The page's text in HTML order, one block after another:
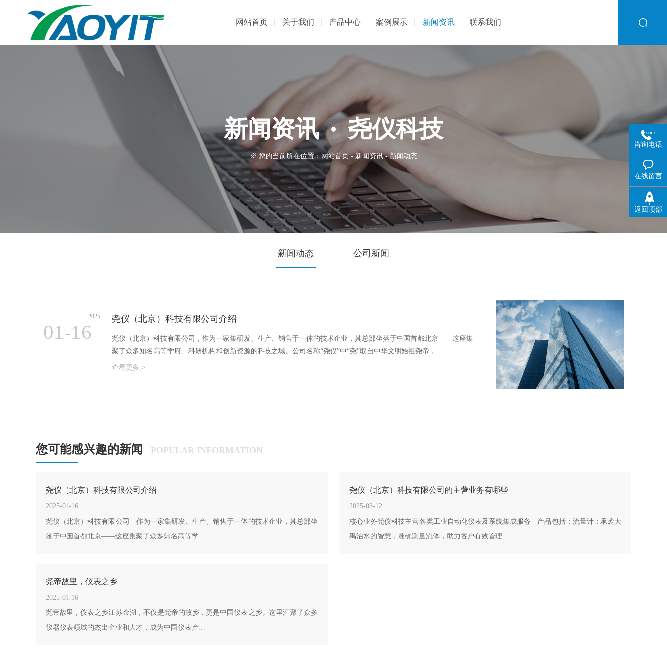
网站首页 关于我们 产品中心 案例展示 新闻资讯 联系我们
新闻资讯 尧仪科技
※ 您的当前所在位置：网站首页- 新闻资讯-新闻动态
新闻动态 公司新闻
2025
01-16
尧仪（北京）科技有限公司介绍
尧仪（北京）科技有限公司，作为一家集研发、生产、销售于一体的技术企业，其总部坐落于中国首都北京——这座集
聚了众多知名高等学府、科研机构和创新资源的科技之城。公司名称“尧仪”中“尧”取自中华文明始祖尧帝，…
查看更多 >
您可能感兴趣的新闻 POPULAR INFORMATION
尧仪（北京）科技有限公司介绍
2025-01-16
尧仪（北京）科技有限公司，作为一家集研发、生产、销售于一体的技术企业，其总部坐
落于中国首都北京——这座集聚了众多知名高等学…
尧仪（北京）科技有限公司的主营业务有哪些
2025-03-12
核心业务尧仪科技主营各类工业自动化仪表及系统集成服务，产品包括：流量计：承袭大
禹治水的智慧，准确测量流体，助力客户有效管理…
​尧帝故里，仪表之乡
2025-01-16
尧帝故里，仪表之乡江苏金湖，不仅是尧帝的故乡，更是中国仪表之乡。这里汇聚了众多
仪器仪表领域的杰出企业和人才，成为中国仪表产…
咨询电话
在线留言
返回顶部